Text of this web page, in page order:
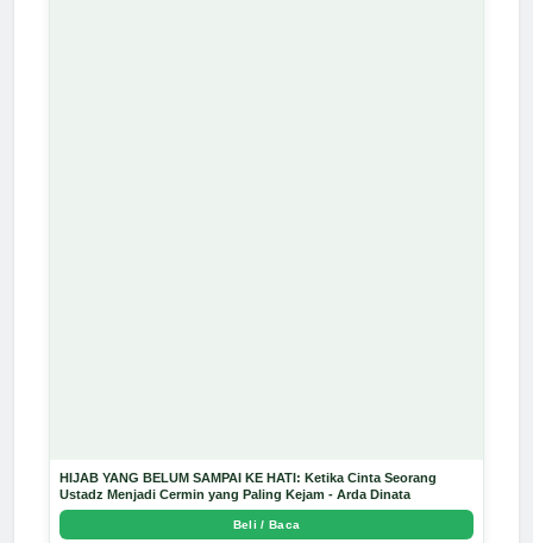
HIJAB YANG BELUM SAMPAI KE HATI: Ketika Cinta Seorang
Ustadz Menjadi Cermin yang Paling Kejam - Arda Dinata
Beli / Baca